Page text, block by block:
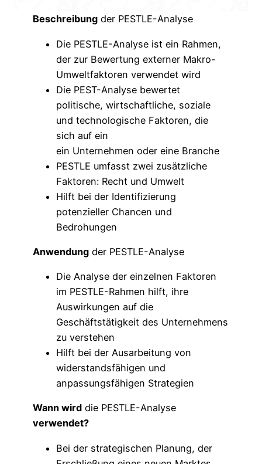
Beschreibung der PESTLE-Analyse
Die PESTLE-Analyse ist ein Rahmen,
der zur Bewertung externer Makro-
Umweltfaktoren verwendet wird
Die PEST-Analyse bewertet
politische, wirtschaftliche, soziale
und technologische Faktoren, die
sich auf ein
ein Unternehmen oder eine Branche
PESTLE umfasst zwei zusätzliche
Faktoren: Recht und Umwelt
Hilft bei der Identifizierung
potenzieller Chancen und
Bedrohungen
Anwendung der PESTLE-Analyse
Die Analyse der einzelnen Faktoren
im PESTLE-Rahmen hilft, ihre
Auswirkungen auf die
Geschäftstätigkeit des Unternehmens
zu verstehen
Hilft bei der Ausarbeitung von
widerstandsfähigen und
anpassungsfähigen Strategien
Wann wird die PESTLE-Analyse
verwendet?
Bei der strategischen Planung, der